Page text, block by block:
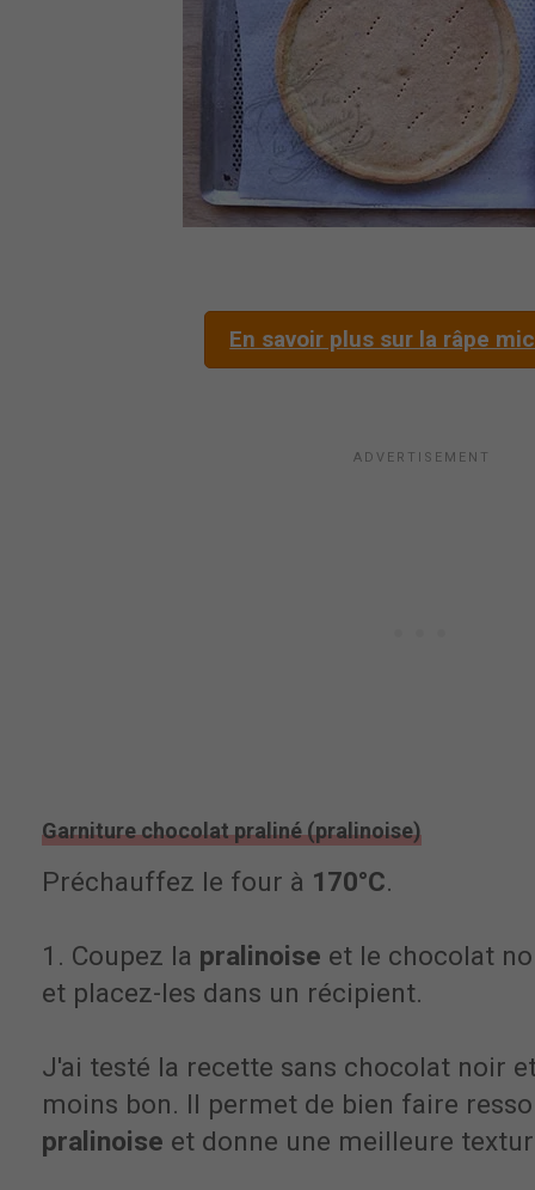
En savoir plus sur la râpe
Garniture chocolat praliné (pralinoise)
Préchauffez le four à 170°C.
1. Coupez la pralinoise et le chocolat
et placez-les dans un récipient.
J'ai testé la recette sans chocolat noir
moins bon. Il permet de bien faire
pralinoise et donne une meilleure